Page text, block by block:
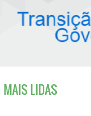
MAIS LIDAS